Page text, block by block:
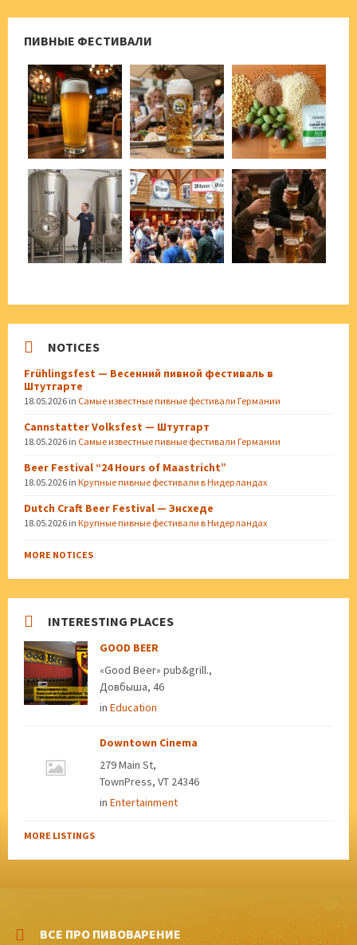
ПИВНЫЕ ФЕСТИВАЛИ
NOTICES
Frühlingsfest — Весенний пивной фестиваль в
Штутгарте
18.05.2026 in Самые известные пивные фестивали Германии
Cannstatter Volksfest — Штутгарт
18.05.2026 in Самые известные пивные фестивали Германии
Beer Festival “24 Hours of Maastricht”
18.05.2026 in Крупные пивные фестивали в Нидерландах
Dutch Craft Beer Festival — Энсхеде
18.05.2026 in Крупные пивные фестивали в Нидерландах
MORE NOTICES
INTERESTING PLACES
GOOD BEER
«Good Beer» pub&grill.,
Довбыша, 46
in Education
Downtown Cinema
279 Main St,
TownPress, VT 24346
in Entertainment
MORE LISTINGS
ВСЕ ПРО ПИВОВАРЕНИЕ